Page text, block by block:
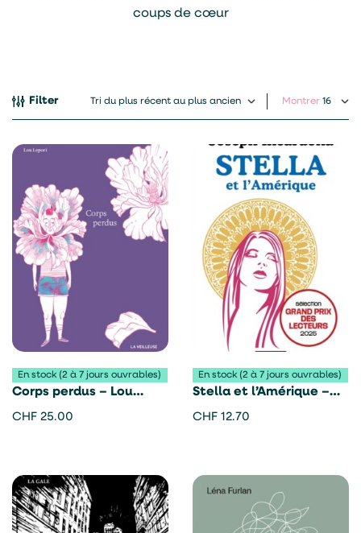
coups de cœur
Filter Montrer
En stock (2 à 7 jours ouvrables)
Corps perdus – Lou
Lepori
CHF 25.00
En stock (2 à 7 jours ouvrables)
Stella et l’Amérique –
Joseph Incardona
CHF 12.70